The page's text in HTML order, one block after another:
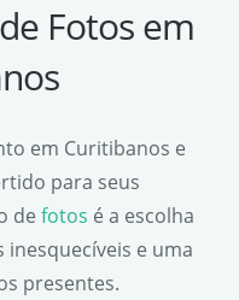
Fotos em
em Curitibanos e
para seus
de fotos é a escolha
e uma
presentes.